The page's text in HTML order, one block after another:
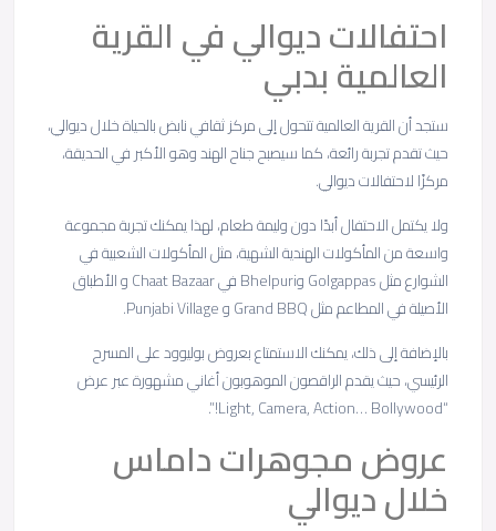
احتفالات ديوالي في القرية
العالمية بدبي
ستجد أن القرية العالمية تتحول إلى مركز ثقافي نابض بالحياة خلال ديوالي،
حيث تقدم تجربة رائعة، كما سيصبح جناح الهند وهو الأكبر في الحديقة،
مركزًا لاحتفالات ديوالي.
ولا يكتمل الاحتفال أبدًا دون وليمة طعام، لهذا يمكنك تجربة مجموعة
واسعة من المأكولات الهندية الشهية، مثل المأكولات الشعبية في
الشوارع مثل Golgappas وBhelpuri في Chaat Bazaar و الأطباق
الأصيلة في المطاعم مثل Grand BBQ و Punjabi Village.
بالإضافة إلى ذلك، يمكنك الاستمتاع بعروض بوليوود على المسرح
الرئيسي، حيث يقدم الراقصون الموهوبون أغاني مشهورة عبر عرض
“Light, Camera, Action… Bollywood!”.
عروض مجوهرات داماس
خلال ديوالي